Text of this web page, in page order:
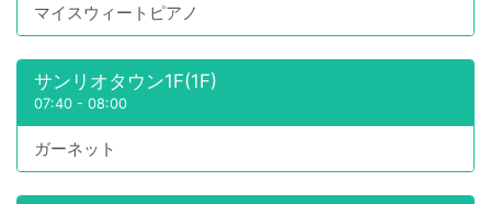
マイスウィートピアノ
サンリオタウン1F(1F)
07:40 - 08:00
ガーネット